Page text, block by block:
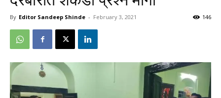
By Editor Sandeep Shinde - February 3, 2021 146